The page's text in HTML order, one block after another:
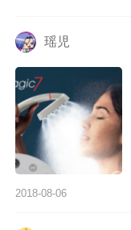
瑶児
2018-08-06